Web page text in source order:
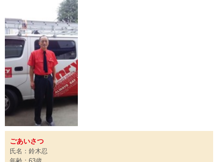
ごあいさつ
氏名：鈴木忍